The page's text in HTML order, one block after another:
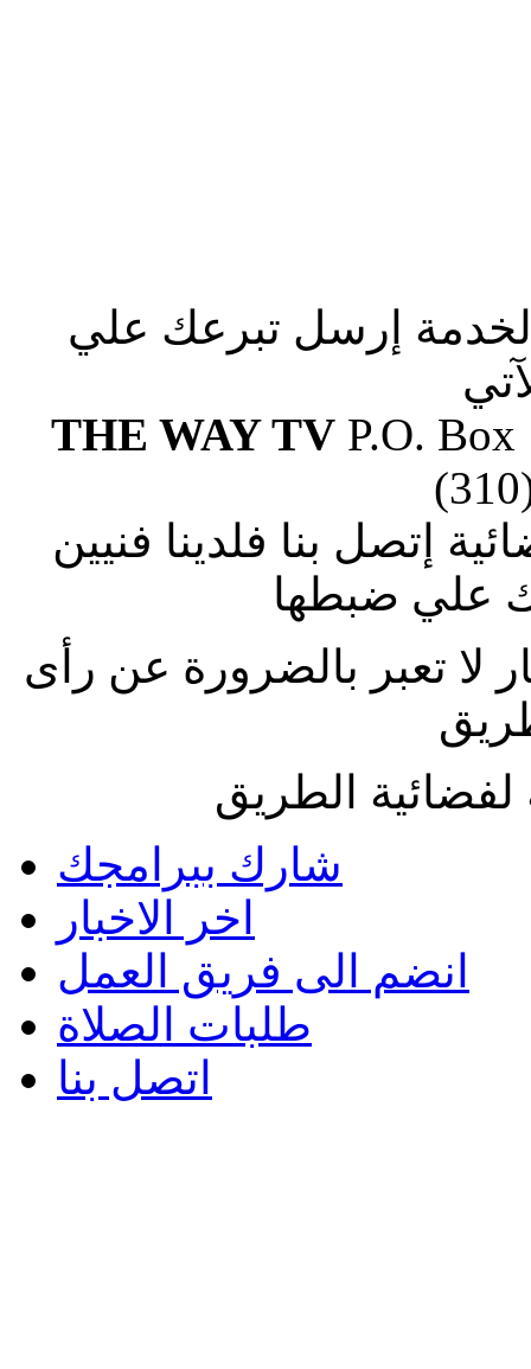
إرسل تبرعك علي
THE WAY TVP.O. Box
إتصل بنا فلدينا فنيين
علي ضبطها
لا تعبر بالضرورة عن رأى
الطريق
شارك ببرامجك
اخر الاخبار
انضم الى فريق العمل
طلبات الصلاة
اتصل بنا